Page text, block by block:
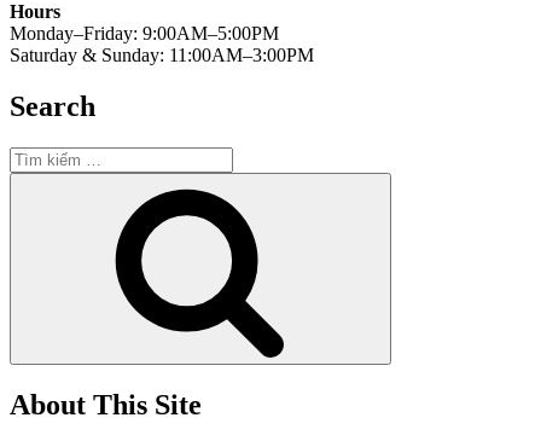
Hours
Monday–Friday: 9:00AM–5:00PM
Saturday & Sunday: 11:00AM–3:00PM
Search
Tìm
kiếm:
About This Site